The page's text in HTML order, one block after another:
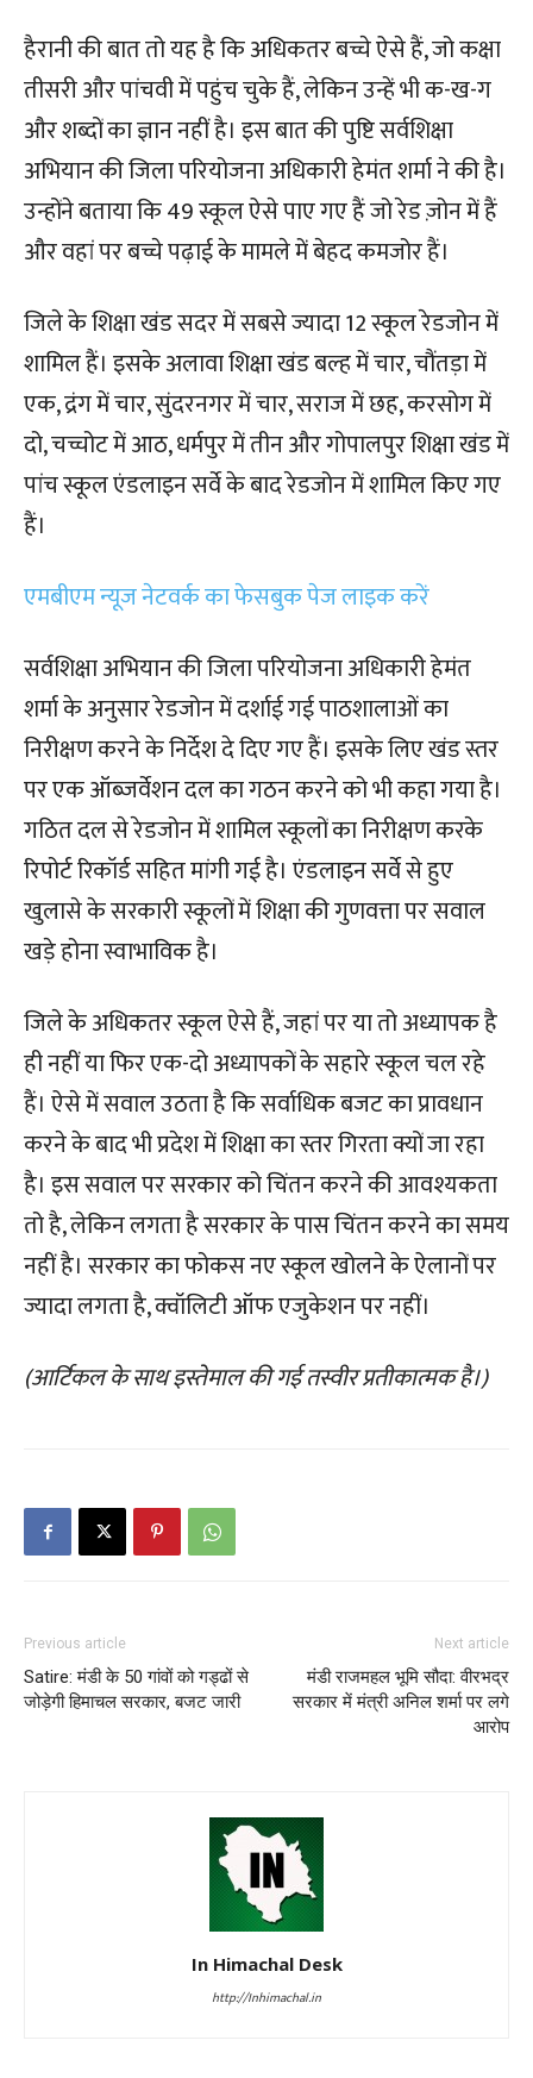
हैरानी की बात तो यह है कि अधिकतर बच्चे ऐसे हैं, जो कक्षा
तीसरी और पांचवी में पहुंच चुके हैं, लेकिन उन्हें भी क-ख-ग
और शब्दों का ज्ञान नहीं है। इस बात की पुष्टि सर्वशिक्षा
अभियान की जिला परियोजना अधिकारी हेमंत शर्मा ने की है।
उन्होंने बताया कि 49 स्कूल ऐसे पाए गए हैं जो रेड ज़ोन में हैं
और वहां पर बच्चे पढ़ाई के मामले में बेहद कमजोर हैं।
जिले के शिक्षा खंड सदर में सबसे ज्यादा 12 स्कूल रेडजोन में
शामिल हैं। इसके अलावा शिक्षा खंड बल्ह में चार, चौंतड़ा में
एक, द्रंग में चार, सुंदरनगर में चार, सराज में छह, करसोग में
दो, चच्चोट में आठ, धर्मपुर में तीन और गोपालपुर शिक्षा खंड में
पांच स्कूल एंडलाइन सर्वे के बाद रेडजोन में शामिल किए गए
हैं।
एमबीएम न्यूज नेटवर्क का फेसबुक पेज लाइक करें
सर्वशिक्षा अभियान की जिला परियोजना अधिकारी हेमंत
शर्मा के अनुसार रेडजोन में दर्शाई गई पाठशालाओं का
निरीक्षण करने के निर्देश दे दिए गए हैं। इसके लिए खंड स्तर
पर एक ऑब्जर्वेशन दल का गठन करने को भी कहा गया है।
गठित दल से रेडजोन में शामिल स्कूलों का निरीक्षण करके
रिपोर्ट रिकॉर्ड सहित मांगी गई है। एंडलाइन सर्वे से हुए
खुलासे के सरकारी स्कूलों में शिक्षा की गुणवत्ता पर सवाल
खड़े होना स्वाभाविक है।
जिले के अधिकतर स्कूल ऐसे हैं, जहां पर या तो अध्यापक है
ही नहीं या फिर एक-दो अध्यापकों के सहारे स्कूल चल रहे
हैं। ऐसे में सवाल उठता है कि सर्वाधिक बजट का प्रावधान
करने के बाद भी प्रदेश में शिक्षा का स्तर गिरता क्यों जा रहा
है। इस सवाल पर सरकार को चिंतन करने की आवश्यकता
तो है, लेकिन लगता है सरकार के पास चिंतन करने का समय
नहीं है। सरकार का फोकस नए स्कूल खोलने के ऐलानों पर
ज्यादा लगता है, क्वॉलिटी ऑफ एजुकेशन पर नहीं।
(आर्टिकल के साथ इस्तेमाल की गई तस्वीर प्रतीकात्मक है।)
Previous article
Satire: मंडी के 50 गांवों को गड्ढों से
जोड़ेगी हिमाचल सरकार, बजट जारी
Next article
मंडी राजमहल भूमि सौदा: वीरभद्र
सरकार में मंत्री अनिल शर्मा पर लगे
आरोप
In Himachal Desk
http://Inhimachal.in